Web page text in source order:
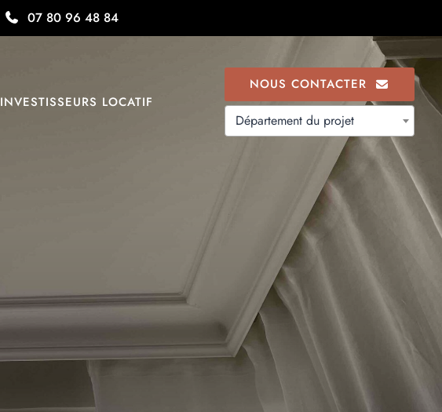
07 80 96 48 84
INVESTISSEURS LOCATIF
NOUS CONTACTER
Département du projet